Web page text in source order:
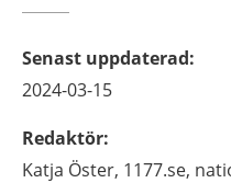
Senast uppdaterad:
2024-03-15
Redaktör:
Katja Öster, 1177.se,